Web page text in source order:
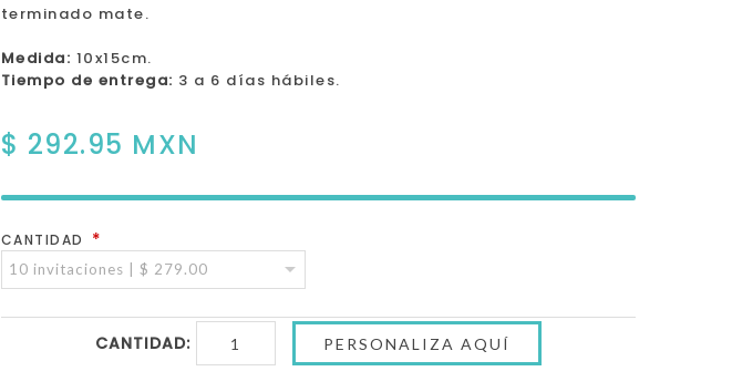
terminado mate.
Medida: 10x15cm.
Tiempo de entrega: 3 a 6 días hábiles.
$ 292.95 MXN
CANTIDAD *
CANTIDAD: